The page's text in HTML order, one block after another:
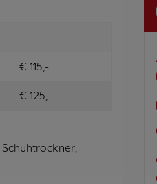
€ 115,-
€ 125,-